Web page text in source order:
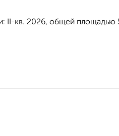
II-кв. 2026, общей площадью